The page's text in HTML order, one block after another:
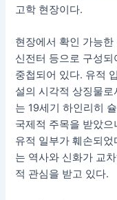
고학 현장이다.
현장에서 확인 가능
신전터 등으로 구성
중첩되어 있다. 유적
설의 시각적 상징물
는 19세기 하인리히
국제적 주목을 받았
유적 일부가 훼손되
는 역사와 신화가 교
적 관심을 받고 있다.